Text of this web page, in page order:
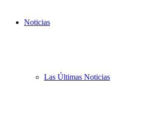
Noticias
Las Últimas Noticias